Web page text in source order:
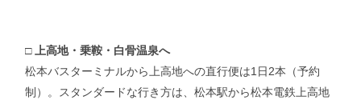
□
上高地・乗鞍・白骨温泉へ
松本バスターミナルから上高地への直行便は1日2本（予約
制）。スタンダードな行き方は、松本駅から松本電鉄上高地